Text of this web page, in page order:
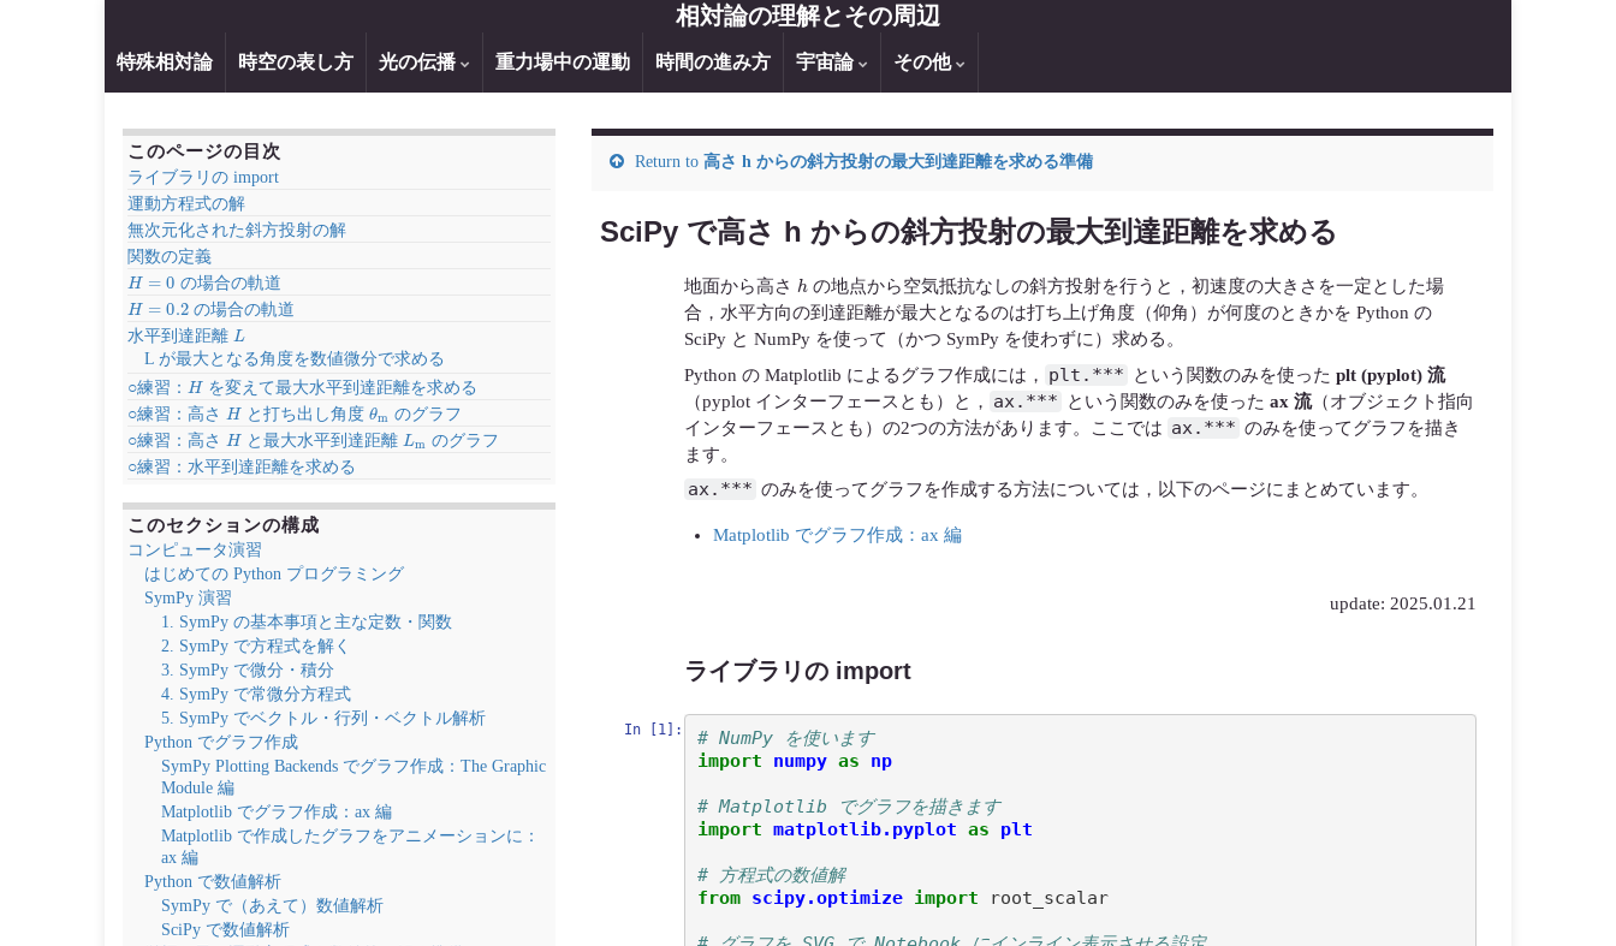
相対論の理解とその周辺
特殊相対論 時空の表し方 光の伝播 重力場中の運動 時間の進み方 宇宙論 その他
Return to 高さ h からの斜方投射の最大到達距離を求める準備
SciPy で高さ h からの斜方投射の最大到達距離を求める
地面から高さ h の地点から空気抵抗なしの斜方投射を行うと，初速度の大きさを一定とした場
合，水平方向の到達距離が最大となるのは打ち上げ角度（仰角）が何度のときかを Python の
SciPy と NumPy を使って（かつ SymPy を使わずに）求める。
Python の Matplotlib によるグラフ作成には，
plt.*** という関数のみを使った plt (pyplot) 流
（pyplot インターフェースとも）と，
ax.*** という関数のみを使った ax 流（オブジェクト指向
インターフェースとも）の2つの方法があります。ここでは ax.*** のみを使ってグラフを描き
ます。
ax.*** のみを使ってグラフを作成する方法については，以下のページにまとめています。
Matplotlib でグラフ作成：ax 編
update: 2025.01.21
ライブラリの import
In [1]:
# NumPy を使います
import
numpy as np
# Matplotlib でグラフを描きます
import matplotlib.pyplot as plt
# 方程式の数値解
from scipy.optimize import root_scalar
このページの目次
ライブラリの import
運動方程式の解
無次元化された斜方投射の解
関数の定義
H= の場合の軌道
H= 0.2
の場合の軌道
水平到達距離 L
L が最大となる角度を数値微分で求める
○練習： Hを変えて最大水平到達距離を求める
○練習：高さ
Hと打ち出し角度 θm
のグラフ
○練習：高さ
Hと最大水平到達距離 L
のグラフ
○練習：水平到達距離を求める
このセクションの構成
コンピュータ演習
はじめての Python プログラミング
SymPy 演習
1. SymPy の基本事項と主な定数・関数
2. SymPy で方程式を解く
3. SymPy で微分・積分
4. SymPy で常微分方程式
5. SymPy でベクトル・行列・ベクトル解析
Python でグラフ作成
SymPy Plotting Backends でグラフ作成：The Graphic
Module 編
Matplotlib でグラフ作成：ax 編
Matplotlib で作成したグラフをアニメーションに：
ax 編
Python で数値解析
SymPy で（あえて）数値解析
SciPy で数値解析